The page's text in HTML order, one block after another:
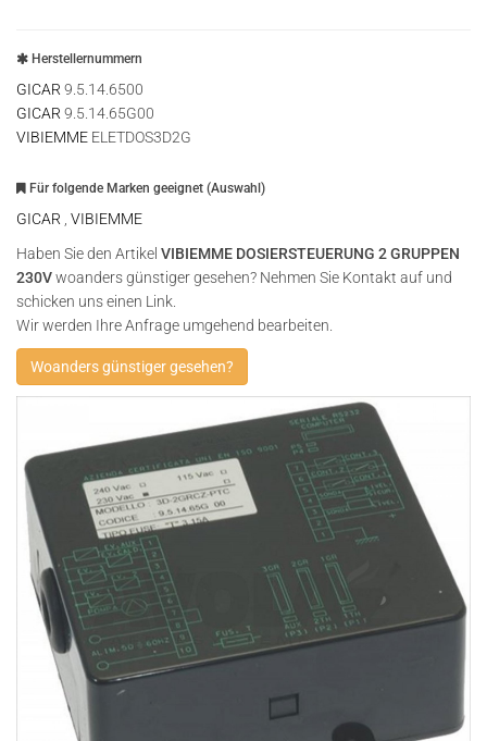
Herstellernummern
GICAR 9.5.14.6500
GICAR 9.5.14.65G00
VIBIEMME ELETDOS3D2G
Für folgende Marken geeignet (Auswahl)
GICAR
VIBIEMME
Haben Sie den Artikel VIBIEMME DOSIERSTEUERUNG 2 GRUPPEN
230Vwoanders günstiger gesehen? Nehmen Sie Kontakt auf und
schicken uns einen Link.
Wir werden Ihre Anfrage umgehend bearbeiten.
Woanders günstiger gesehen?